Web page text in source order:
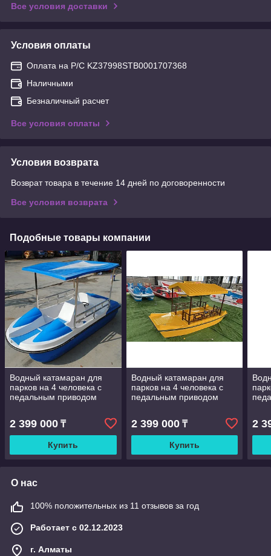
Все условия доставки
Условия оплаты
Оплата на Р/С KZ37998STB0001707368
Наличными
Безналичный расчет
Все условия оплаты
Условия возврата
Возврат товара в течение 14 дней по договоренности
Все условия возврата
Подобные товары компании
Водный катамаран для
парков на 4 человека с
педальным приводом
2 399 000 ₸
Купить
Водный катамаран для
парков на 4 человека с
педальным приводом
2 399 000₸
Купить
2
О нас
100% положительных из 11 отзывов за год
Работает с 02.12.2023
г. Алматы